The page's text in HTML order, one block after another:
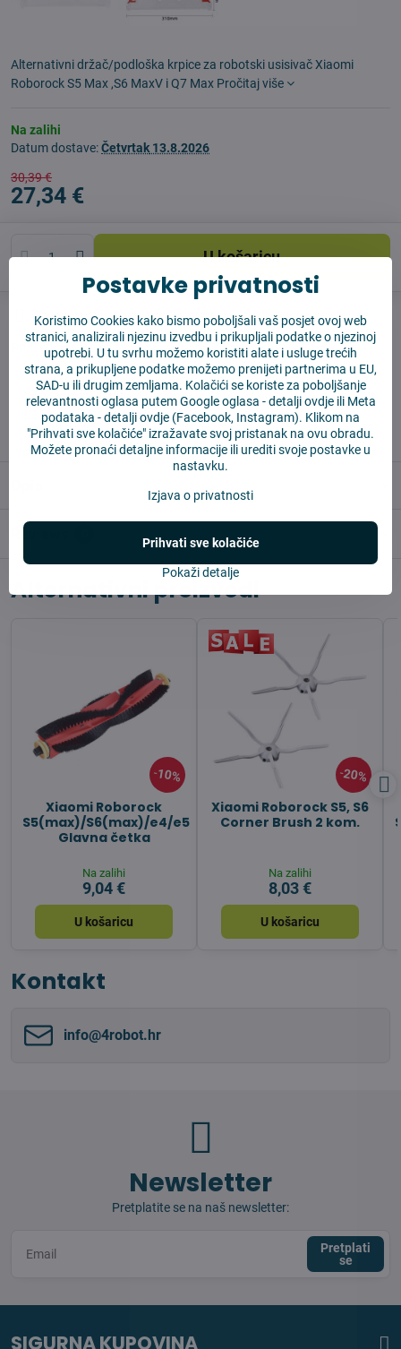
Alternativni držač/podloška krpice za robotski usisivač Xiaomi
Roborock S5 Max ,S6 MaxV i Q7 Max Pročitaj više
Na zalihi
Datum dostave:Četvrtak 13.8.2026
30,39 €
27,34 €
U košaricu
Pas čuvar Shippings
Proizvođač:Vysajto.sk
✅ Spremno za slanje odmah
✅ BESPLATNA dostava iznad 55 EUR
✅ 14 dana za povrat robe
Alternativni proizvodi
10%
Xiaomi Roborock
S5(max)/S6(max)/e4/e5
Glavna četka
Na zalihi
9,04 €
U košaricu
20%
Xiaomi Roborock S5, S6
Corner Brush 2 kom.
Na zalihi
8,03 €
U košaricu
Kontakt
info​@4robot​.hr
Newsletter
Pretplatite se na naš newsletter:
Pretplati
se
SIGURNA KUPOVINA
Postavke privatnosti
Koristimo Cookies kako bismo poboljšali vaš posjet ovoj web
stranici, analizirali njezinu izvedbu i prikupljali podatke o njezinoj
upotrebi. U tu svrhu možemo koristiti alate i usluge trećih
strana, a prikupljene podatke možemo prenijeti partnerima u EU,
SAD-u ili drugim zemljama. Kolačići se koriste za poboljšanje
relevantnosti oglasa putem Google oglasa -detalji ovdjeili Meta
podataka -detalji ovdje (Facebook, Instagram). Klikom na
"Prihvati sve kolačiće" izražavate svoj pristanak na ovu obradu.
Možete pronaći detaljne informacije ili urediti svoje postavke u
nastavku.
Izjava o privatnosti
Pokaži detalje
Prihvati sve kolačiće